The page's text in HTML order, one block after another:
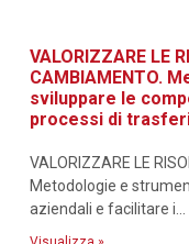
VALORIZZARE LE
CAMBIAMENTO.
sviluppare le
processi di
VALORIZZARE LE
Metodologie e
aziendali e facilitare i...